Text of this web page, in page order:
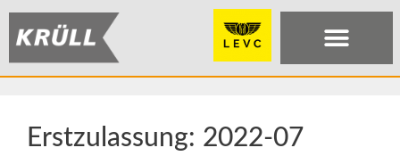
Erstzulassung: 2022-07